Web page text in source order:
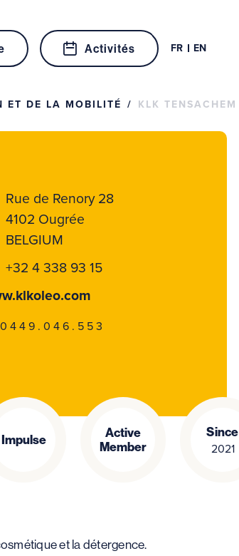
Activités FR EN
ET DE LA MOBILITÉ KLK TENSACHEM
Rue de Renory 28
4102 Ougrée
BELGIUM
+32 4 338 93 15
Impulse
Active
Member
Since
2021
et la détergence.